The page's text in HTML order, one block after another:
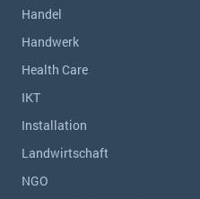
Handel
Handwerk
Health Care
IKT
Installation
Landwirtschaft
NGO